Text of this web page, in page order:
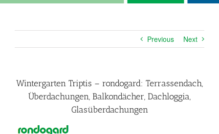
Previous Next
Wintergarten Triptis – rondogard: Terrassendach,
Überdachungen, Balkondächer, Dachloggia,
Glasüberdachungen